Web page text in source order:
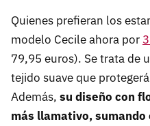
Quienes prefieran los
modelo Cecile ahora por
79,95 euros). Se trata de
tejido suave que
Además, su diseño con
más llamativo, sumando